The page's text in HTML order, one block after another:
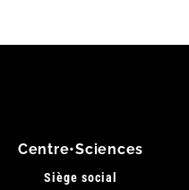
Centre•Sciences
Siège social